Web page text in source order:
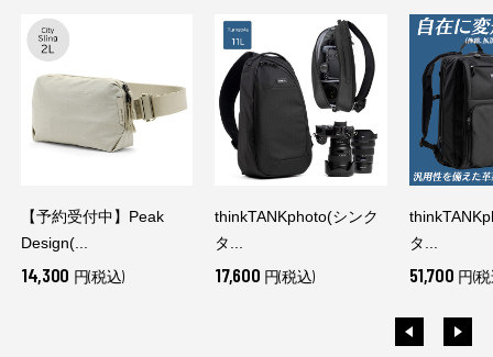
【予約受付中】Peak
Design(...
14,300 円(税込)
thinkTANKphoto(シンク
タ...
17,600 円(税込)
タ...
51,700 円(